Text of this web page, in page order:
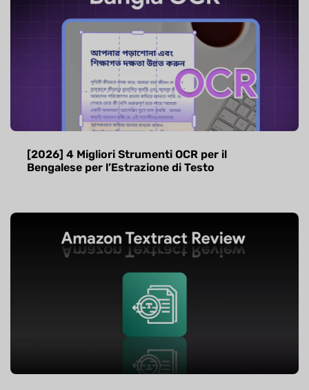
[2026] 4 Migliori Strumenti OCR per il
Bengalese per l’Estrazione di Testo